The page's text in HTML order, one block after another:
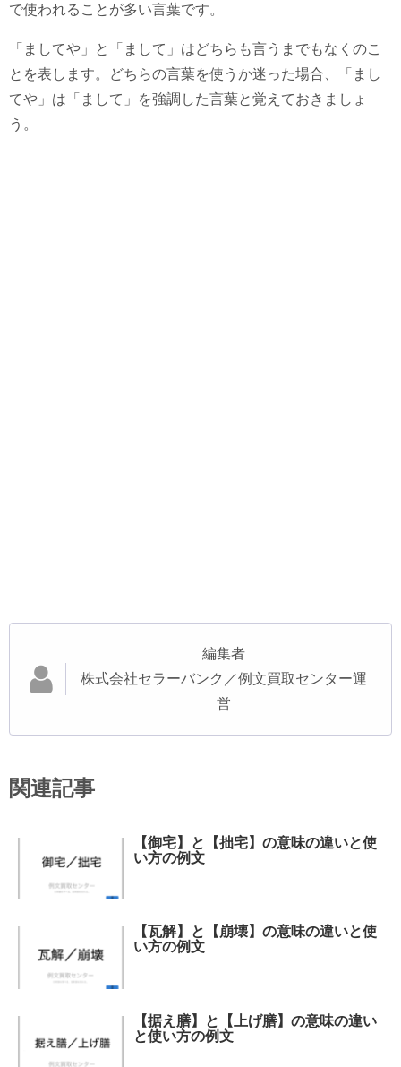
で使われることが多い言葉です。
「ましてや」と「まして」はどちらも言うまでもなくのこ
とを表します。どちらの言葉を使うか迷った場合、「まし
てや」は「まして」を強調した言葉と覚えておきましょ
う。
編集者
株式会社セラーバンク／例文買取センター運
営
関連記事
【御宅】と【拙宅】の意味の違いと使
い方の例文
【瓦解】と【崩壊】の意味の違いと使
い方の例文
【据え膳】と【上げ膳】の意味の違い
と使い方の例文